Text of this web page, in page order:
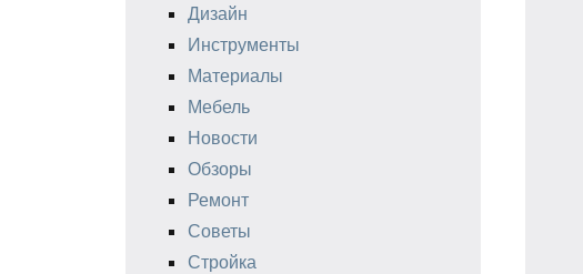
Дизайн
Инструменты
Материалы
Мебель
Новости
Обзоры
Ремонт
Советы
Стройка